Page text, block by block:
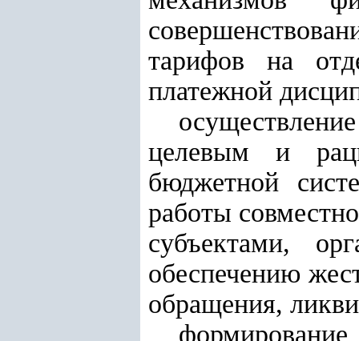
тарифов на
платежной
целевым и
бюджетной
работы
субъектами,
обеспечению
обращения,